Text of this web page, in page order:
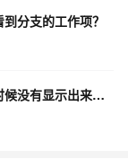
分支的工作项？
在云效中配置了字段必须是什么，但是提示的时候没有显示出来，这个是个bug吗？